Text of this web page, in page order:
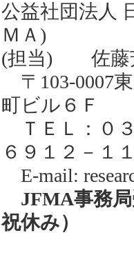
公益社団法人
ＭＡ)
(担当) 佐藤
〒103-0007
町ビル６Ｆ
ＴＥＬ：０
６９１２－１
E-mail:
JFMA事務
祝休み）